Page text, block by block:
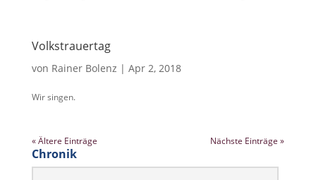
Volkstrauertag
von Rainer Bolenz | Apr 2, 2018
Wir sin­gen.
« Ältere Einträge Nächste Einträge »
Chronik